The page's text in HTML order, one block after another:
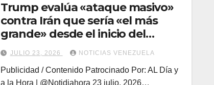
Trump evalúa «ataque masivo»
contra Irán que sería «el más
grande» desde el inicio del
conflicto
JULIO 23, 2026 NOTICIAS VENEZUELA
Publicidad / Contenido Patrocinado Por: AL Día y
a la Hora | @Notidiahora 23 julio, 2026…